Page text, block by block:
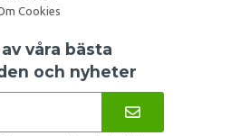
Cookies
våra bästa
och nyheter